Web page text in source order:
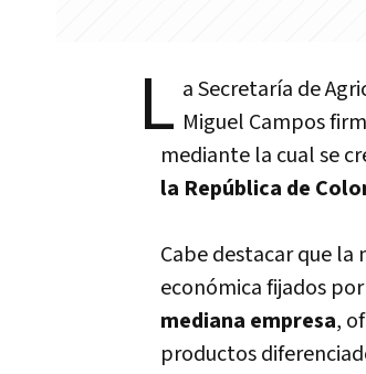
L a Secretarí­a de
Miguel Campos
mediante la cual se
la República de
Cabe destacar que
económica fijados
mediana empresa,
productos